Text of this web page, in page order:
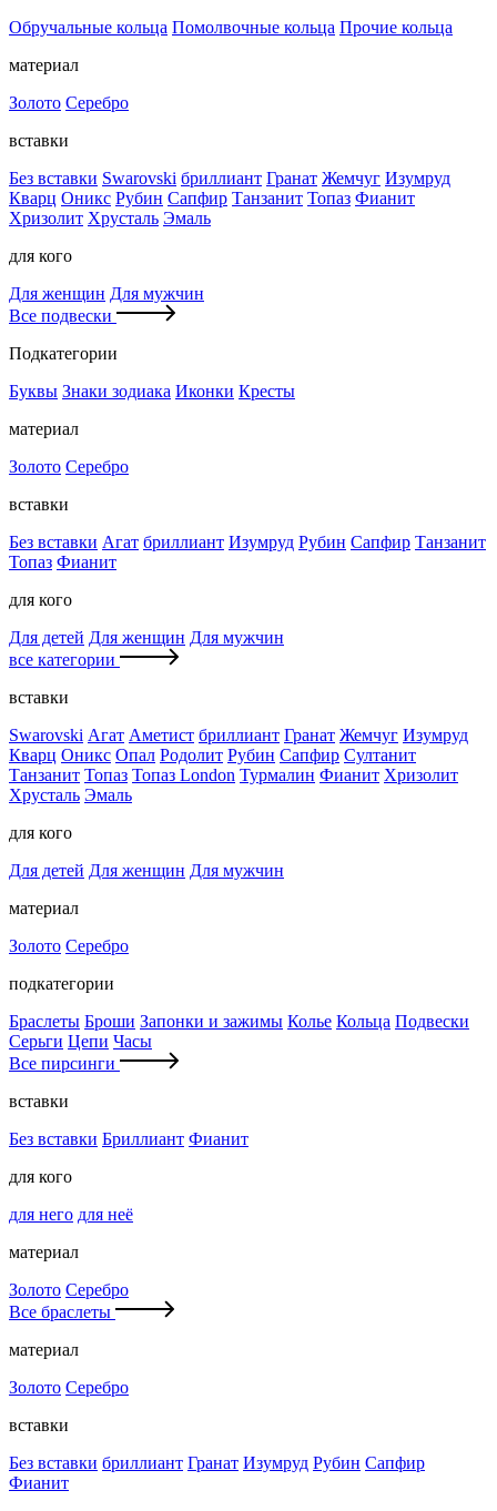
Обручальные кольца Помолвочные кольца Прочие кольца
материал
Золото Серебро
вставки
Без вставки Swarovski бриллиант Гранат Жемчуг Изумруд
Кварц Оникс Рубин Сапфир Танзанит Топаз Фианит
Хризолит Хрусталь Эмаль
для кого
Для женщин Для мужчин
Все подвески
Подкатегории
Буквы Знаки зодиака Иконки Кресты
материал
Золото Серебро
вставки
Без вставки Агат бриллиант Изумруд Рубин Сапфир Танзанит
Топаз Фианит
для кого
Для детей Для женщин Для мужчин
все категории
вставки
Swarovski Агат Аметист бриллиант Гранат Жемчуг Изумруд
Кварц Оникс Опал Родолит Рубин Сапфир Султанит
Танзанит Топаз Топаз London Турмалин Фианит Хризолит
Хрусталь Эмаль
для кого
Для детей Для женщин Для мужчин
материал
Золото Серебро
подкатегории
Браслеты Броши Запонки и зажимы Колье Кольца Подвески
Серьги Цепи Часы
Все пирсинги
вставки
Без вставки Бриллиант Фианит
для кого
для него для неё
материал
Золото Серебро
Все браслеты
материал
Золото Серебро
вставки
Без вставки бриллиант Гранат Изумруд Рубин Сапфир
Фианит